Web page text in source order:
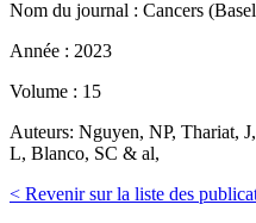
Nom du journal : Cancers
Année : 2023
Volume : 15
Auteurs: Nguyen, NP, Thariat,
L, Blanco, SC & al,
< Revenir sur la liste des